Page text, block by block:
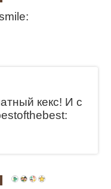
кекс! И с